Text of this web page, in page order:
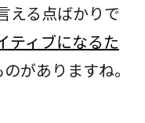
える点ばかりで
ティブになるた
がありますね。